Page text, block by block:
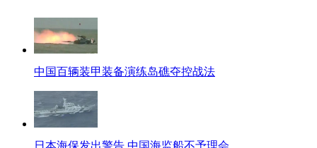
中国百辆装甲装备演练岛礁夺控战法
日本海保发出警告 中国海监船不予理会